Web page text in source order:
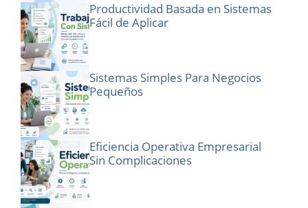
Productividad Basada en Sistemas
Fácil de Aplicar
Sistemas Simples Para Negocios
Pequeños
Eficiencia Operativa Empresarial
Sin Complicaciones